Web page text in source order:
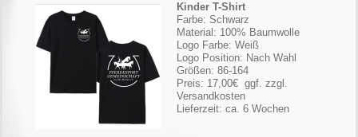
Kinder T-Shirt
Farbe: Schwarz
Material: 100% Baumwolle
Logo Farbe: Weiß
Logo Position: Nach Wahl
Größen: 86-164
Preis: 17,00€ ggf. zzgl.
Versandkosten
Lieferzeit: ca. 6 Wochen